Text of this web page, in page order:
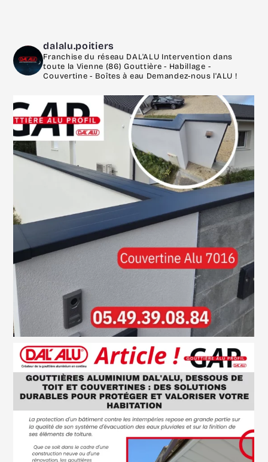
dalalu.poitiers
Franchise du réseau DAL'ALU Intervention dans
toute la Vienne (86)Gouttière - Habillage -
Couvertine - Boîtes à eau Demandez-nous l'ALU !